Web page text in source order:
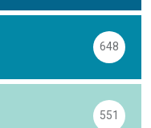
648
551